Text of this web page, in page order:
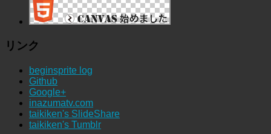
リンク
beginsprite log
Github
Google+
inazumatv.com
taikiken's SlideShare
taikiken's Tumblr